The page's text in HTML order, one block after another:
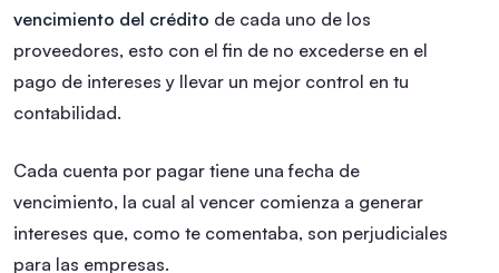
vencimiento del crédito de cada uno de los
proveedores, esto con el fin de no excederse en el
pago de intereses y llevar un mejor control en tu
contabilidad.
Cada cuenta por pagar tiene una fecha de
vencimiento, la cual al vencer comienza a generar
intereses que, como te comentaba, son perjudiciales
para las empresas.